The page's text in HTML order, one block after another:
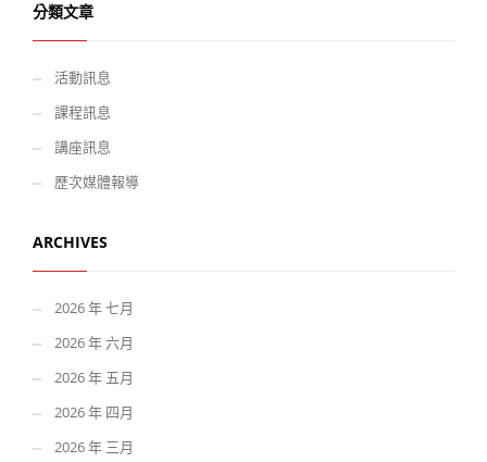
分類文章
活動訊息
課程訊息
講座訊息
歷次媒體報導
ARCHIVES
2026 年 七月
2026 年 六月
2026 年 五月
2026 年 四月
2026 年 三月